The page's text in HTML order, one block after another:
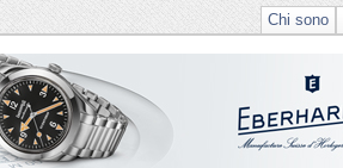
Chi sono